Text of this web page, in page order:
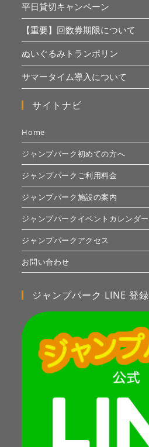
平日貸切キャンペーン
【重要】回数券期限について
ぬいぐるみトランポリン
サマータイム導入について
サイトナビ
Home
ジャンプパーク初めての方へ
ジャンプパークご利用料金
ジャンプパーク施設の案内
ジャンプパークイベントカレンダー
ジャンプパークアクセス
お問い合わせ
ジャンプパーク LINE 登録